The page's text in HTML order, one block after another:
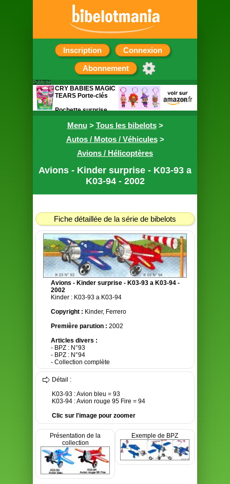
Inscription Connexion
Abonnement
Menu> Tous les bibelots>
Autos / Motos / Véhicules>
Avions / Hélicoptères
Avions - Kinder surprise - K03-93 a
K03-94 - 2002
Fiche détaillée de la série de bibelots
Avions - Kinder surprise - K03-93 a K03-94 -
2002
Kinder : K03-93 a K03-94
Copyright : Kinder, Ferrero
Première parution : 2002
Articles divers :
- BPZ : N°93
- BPZ : N°94
- Collection complète
Détail :
K03-93 : Avion bleu = 93
K03-94 : Avion rouge 95 Fire = 94
Clic sur l'image pour zoomer
Présentation de la
collection
Exemple de BPZ
Publicité
CRY BABIES MAGIC
TEARS Porte-clés
Pochette surprise
clef de 7cm